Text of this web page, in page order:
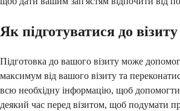
Як підготуватися до
Підготовка до вашого візиту може
максимум від вашого візиту та
всю необхідну інформацію, щоб
деякий час перед візитом, щоб подумати